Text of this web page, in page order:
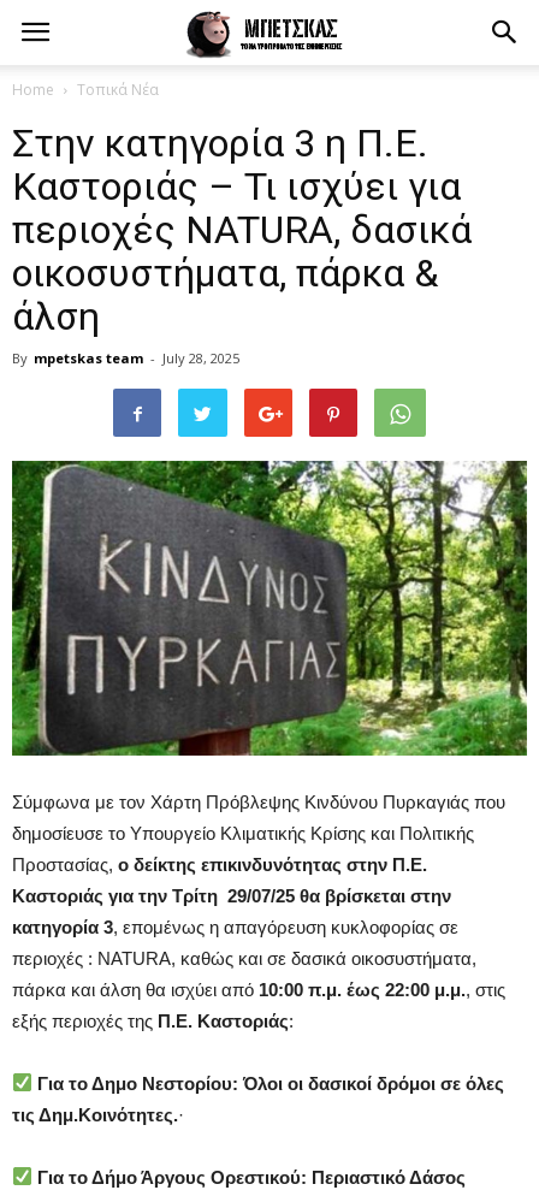
Home Τοπικά Νέα
Στην κατηγορία 3 η Π.Ε.
Καστοριάς – Τι ισχύει για
περιοχές NATURA, δασικά
οικοσυστήματα, πάρκα &
άλση
By mpetskas team - July 28, 2025
Σύμφωνα με τον Χάρτη Πρόβλεψης Κινδύνου Πυρκαγιάς που
δημοσίευσε το Υπουργείο Κλιματικής Κρίσης και Πολιτικής
Προστασίας, ο δείκτης επικινδυνότητας στην Π.Ε.
Καστοριάς για την Τρίτη 29/07/25 θα βρίσκεται στην
κατηγορία 3, επομένως η απαγόρευση κυκλοφορίας σε
περιοχές : NATURA, καθώς και σε δασικά οικοσυστήματα,
πάρκα και άλση θα ισχύει από 10:00 π.μ. έως 22:00 μ.μ., στις
εξής περιοχές της Π.Ε. Καστοριάς:
Για το Δημο Νεστορίου: Όλοι οι δασικοί δρόμοι σε όλες
τις Δημ.Κοινότητες.·
Για το Δήμο Άργους Ορεστικού: Περιαστικό Δάσος